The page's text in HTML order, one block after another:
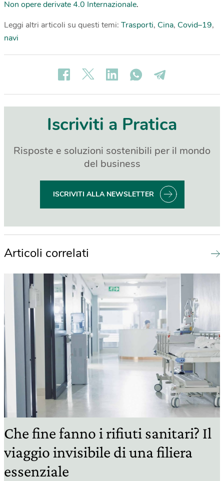
Non opere derivate 4.0 Internazionale.
Leggi altri articoli su questi temi: Trasporti, Cina, Covid–19,
navi
Iscriviti a Pratica
Risposte e soluzioni sostenibili per il mondo
del business
ISCRIVITI ALLA NEWSLETTER
Articoli correlati
Che fine fanno i rifiuti sanitari? Il
viaggio invisibile di una filiera
essenziale